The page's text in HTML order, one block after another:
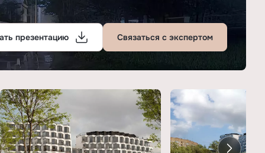
презентацию Связаться с экспертом